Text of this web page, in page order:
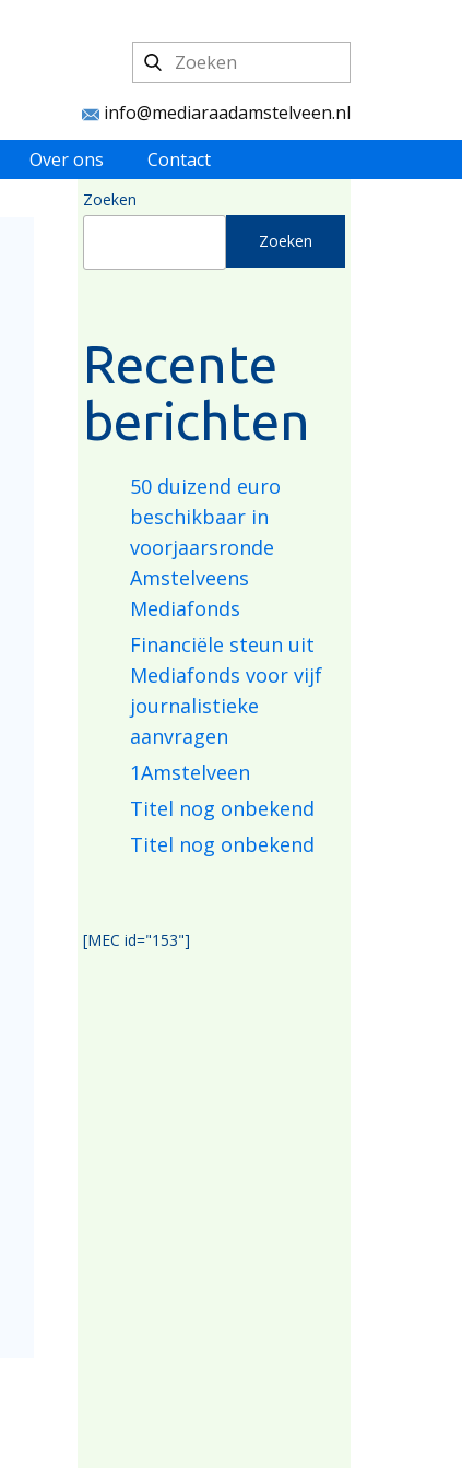
info@mediaraadamstelveen.nl
Over ons Contact
Zoeken
Zoeken
Recente
berichten
50 duizend euro
beschikbaar in
voorjaarsronde
Amstelveens
Mediafonds
Financiële steun uit
Mediafonds voor vijf
journalistieke
aanvragen
1Amstelveen
Titel nog onbekend
Titel nog onbekend
[MEC id="153"]